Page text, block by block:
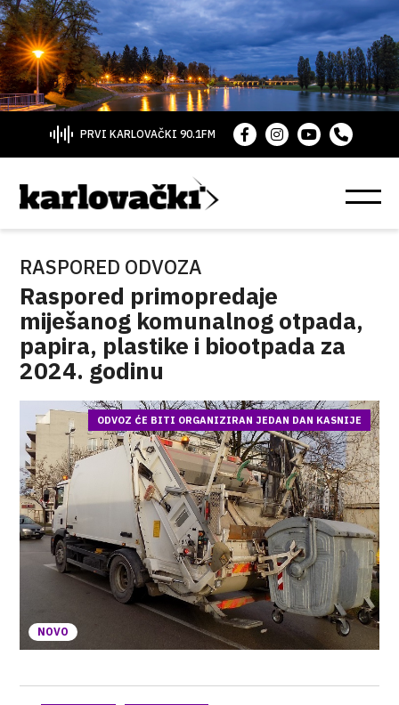
PRVI KARLOVAČKI 90.1FM
RASPORED ODVOZA
Raspored primopredaje
miješanog komunalnog otpada,
papira, plastike i biootpada za
2024. godinu
NOVO
ODVOZ ĆE BITI ORGANIZIRAN JEDAN DAN KASNIJE